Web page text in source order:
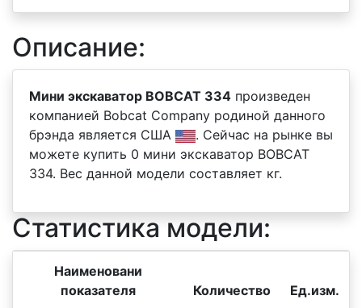
Описание:
Мини экскаватор BOBCAT 334 произведен
компанией Bobcat Company родиной данного
брэнда является США
. Сейчас на рынке вы
можете купить 0 мини экскаватор BOBCAT
334. Вес данной модели составляет кг.
Статистика модели:
Наименовани
показателя
Количество Ед.изм.